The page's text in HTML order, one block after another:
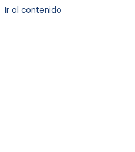
Ir al contenido